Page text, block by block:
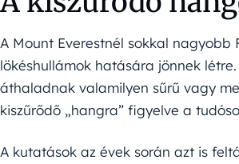
A Mount Everestnél sokkal
lökéshullámok hatására jönnek
áthaladnak valamilyen sűrű vagy
kiszűrődő „hangra” figyelve a
A kutatások az évek során azt is